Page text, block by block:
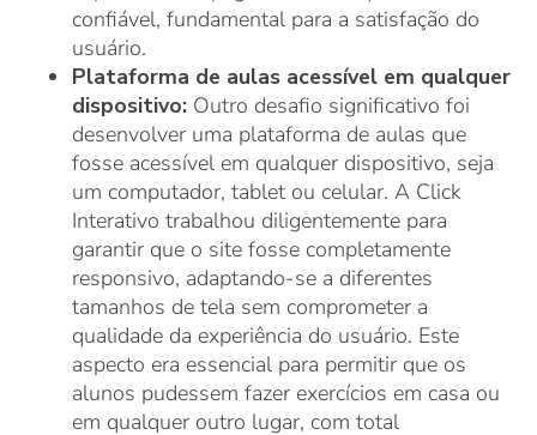
confiável, fundamental para a satisfação do
usuário.
Plataforma de aulas acessível em qualquer
dispositivo: Outro desafio significativo foi
desenvolver uma plataforma de aulas que
fosse acessível em qualquer dispositivo, seja
um computador, tablet ou celular. A Click
Interativo trabalhou diligentemente para
garantir que o site fosse completamente
responsivo, adaptando-se a diferentes
tamanhos de tela sem comprometer a
qualidade da experiência do usuário. Este
aspecto era essencial para permitir que os
alunos pudessem fazer exercícios em casa ou
em qualquer outro lugar, com total